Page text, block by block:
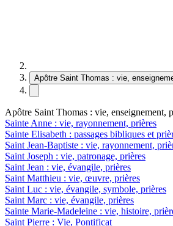
Apôtre Saint Thomas : vie,
Apôtre Saint Thomas : vie, enseignement,
Sainte Anne : vie, rayonnement, prières
Sainte Elisabeth : passages bibliques et
Saint Jean-Baptiste : vie, rayonnement,
Saint Joseph : vie, patronage, prières
Saint Jean : vie, évangile, prières
Saint Matthieu : vie, œuvre, prières
Saint Luc : vie, évangile, symbole, prières
Saint Marc : vie, évangile, prières
Sainte Marie-Madeleine : vie, histoire,
Saint Pierre : Vie, Pontificat